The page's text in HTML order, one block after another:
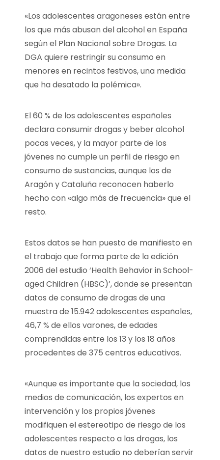
«Los adolescentes aragoneses están entre
los que más abusan del alcohol en España
según el Plan Nacional sobre Drogas. La
DGA quiere restringir su consumo en
menores en recintos festivos, una medida
que ha desatado la polémica».
El 60 % de los adolescentes españoles
declara consumir drogas y beber alcohol
pocas veces, y la mayor parte de los
jóvenes no cumple un perfil de riesgo en
consumo de sustancias, aunque los de
Aragón y Cataluña reconocen haberlo
hecho con «algo más de frecuencia» que el
resto.
Estos datos se han puesto de manifiesto en
el trabajo que forma parte de la edición
2006 del estudio ‘Health Behavior in School-
aged Children (HBSC)’, donde se presentan
datos de consumo de drogas de una
muestra de 15.942 adolescentes españoles,
46,7 % de ellos varones, de edades
comprendidas entre los 13 y los 18 años
procedentes de 375 centros educativos.
«Aunque es importante que la sociedad, los
medios de comunicación, los expertos en
intervención y los propios jóvenes
modifiquen el estereotipo de riesgo de los
adolescentes respecto a las drogas, los
datos de nuestro estudio no deberían servir